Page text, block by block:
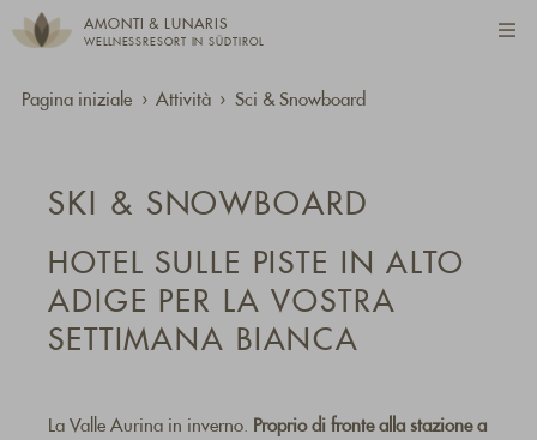
AMONTI & LUNARIS
WELLNESSRESORT IN SÜDTIROL
Pagina iniziale Attività Sci & Snowboard
SKI & SNOWBOARD
HOTEL SULLE PISTE IN ALTO
ADIGE PER LA VOSTRA
SETTIMANA BIANCA
La Valle Aurina in inverno. Proprio di fronte alla stazione a